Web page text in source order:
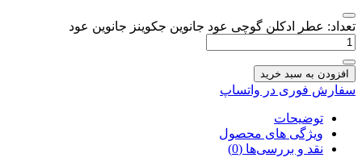
تعداد: عطر ادکلن گوچی عود جانوین جکوینز جانوین عود
افزودن به سبد خرید
سفارش فوری در واتساپ
توضیحات
ویژگی های محصول
نقد و بررسی‌ها (0)